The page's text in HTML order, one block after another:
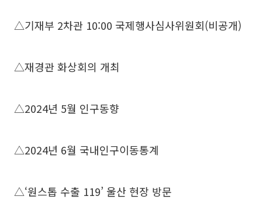
△기재부 2차관 10:00 국제행사심사위원회(비공개)
△재경관 화상회의 개최
△2024년 5월 인구동향
△2024년 6월 국내인구이동통계
△‘원스톱 수출 119’ 울산 현장 방문